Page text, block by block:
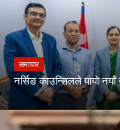
समाचार
नर्सिङ काउन्सिलले पायो